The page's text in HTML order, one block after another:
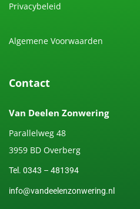
Privacybeleid
Algemene Voorwaarden
Contact
Van Deelen Zonwering
Parallelweg 48
3959 BD Overberg
Tel. 0343 – 481394
info@vandeelenzonwering.nl